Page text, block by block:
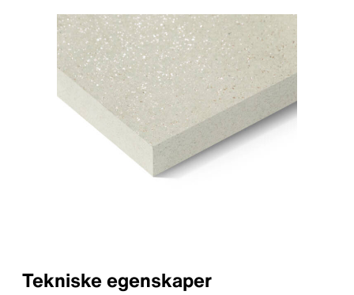
Tekniske egenskaper